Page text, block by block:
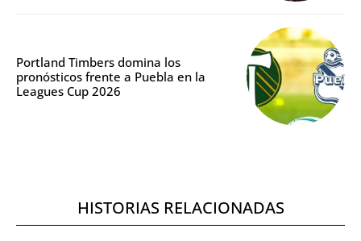
Portland Timbers domina los
pronósticos frente a Puebla en la
Leagues Cup 2026
HISTORIAS RELACIONADAS